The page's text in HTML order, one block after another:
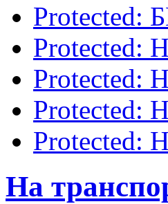
Protected:
Protected:
Protected:
Protected:
Protected:
На